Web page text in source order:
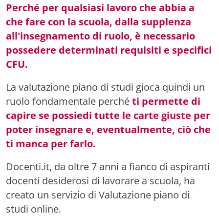
Perché per qualsiasi lavoro che abbia a
che fare con la scuola, dalla supplenza
all'insegnamento di ruolo, è necessario
possedere determinati requisiti e specifici
CFU.
La valutazione piano di studi gioca quindi un
ruolo fondamentale perchéti permette di
capire se possiedi tutte le carte giuste per
poter insegnare e, eventualmente, ciò che
ti manca per farlo.
Docenti.it, da oltre 7 anni a fianco di aspiranti
docenti desiderosi di lavorare a scuola, ha
creato un servizio di Valutazione piano di
studi online.